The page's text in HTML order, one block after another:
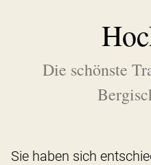
Die schönste
Sie haben sich